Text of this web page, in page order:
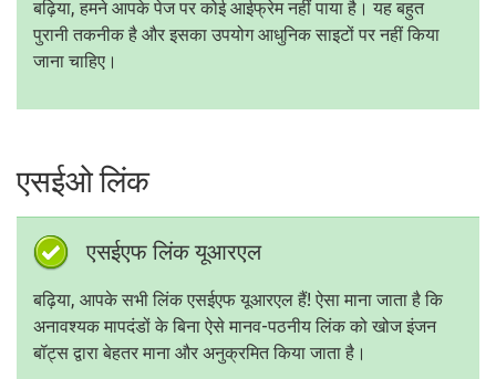
बढ़िया, हमने आपके पेज पर कोई आईफ्रेम नहीं पाया है। यह बहुत
पुरानी तकनीक है और इसका उपयोग आधुनिक साइटों पर नहीं किया
जाना चाहिए।
एसईओ लिंक
एसईएफ लिंक यूआरएल
बढ़िया, आपके सभी लिंक एसईएफ यूआरएल हैं! ऐसा माना जाता है कि
अनावश्यक मापदंडों के बिना ऐसे मानव-पठनीय लिंक को खोज इंजन
बॉट्स द्वारा बेहतर माना और अनुक्रमित किया जाता है।